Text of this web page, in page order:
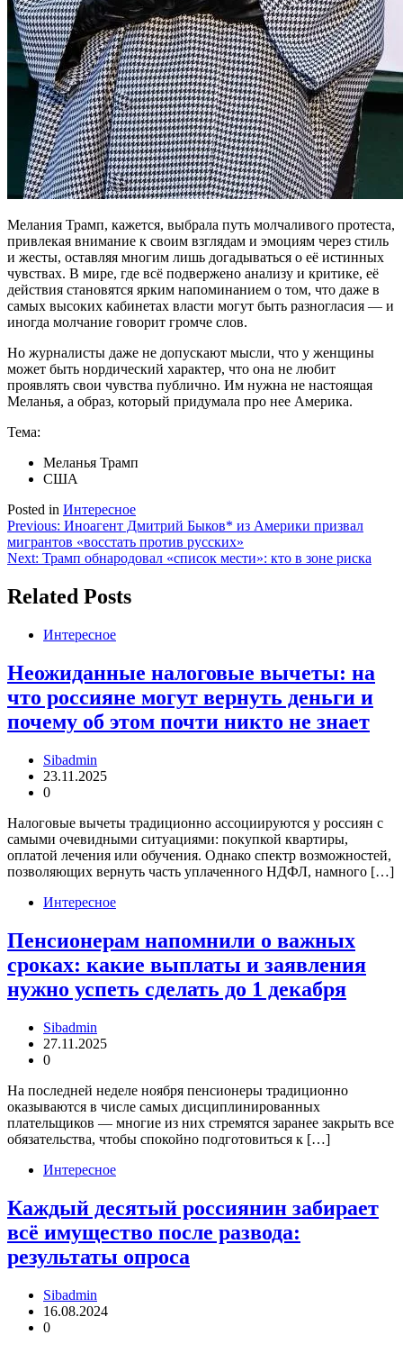
Мелания Трамп, кажется, выбрала путь молчаливого протеста,
привлекая внимание к своим взглядам и эмоциям через стиль
и жесты, оставляя многим лишь догадываться о её истинных
чувствах. В мире, где всё подвержено анализу и критике, её
действия становятся ярким напоминанием о том, что даже в
самых высоких кабинетах власти могут быть разногласия — и
иногда молчание говорит громче слов.
Но журналисты даже не допускают мысли, что у женщины
может быть нордический характер, что она не любит
проявлять свои чувства публично. Им нужна не настоящая
Меланья, а образ, который придумала про нее Америка.
Тема:
Меланья Трамп
США
Posted in Интересное
Навигация
по
Previous: Иноагент Дмитрий Быков* из Америки призвал
мигрантов «восстать против русских»
Next: Трамп обнародовал «список мести»: кто в зоне риска
Related Posts
Интересное
Неожиданные налоговые вычеты: на
что россияне могут вернуть деньги и
почему об этом почти никто не знает
Sibadmin
23.11.2025
0
Налоговые вычеты традиционно ассоциируются у россиян с
самыми очевидными ситуациями: покупкой квартиры,
оплатой лечения или обучения. Однако спектр возможностей,
позволяющих вернуть часть уплаченного НДФЛ, намного […]
Интересное
Пенсионерам напомнили о важных
сроках: какие выплаты и заявления
нужно успеть сделать до 1 декабря
Sibadmin
27.11.2025
0
На последней неделе ноября пенсионеры традиционно
оказываются в числе самых дисциплинированных
плательщиков — многие из них стремятся заранее закрыть все
обязательства, чтобы спокойно подготовиться к […]
Интересное
Каждый десятый россиянин забирает
всё имущество после развода:
результаты опроса
Sibadmin
16.08.2024
0